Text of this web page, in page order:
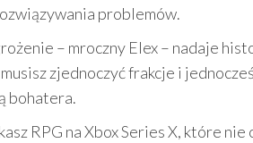
problemów.
– mroczny Elex – nadaje
zjednoczyć frakcje i
bohatera.
RPG na Xbox Series X, które